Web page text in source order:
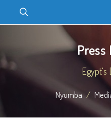
Press
Egypt's
Nyumba